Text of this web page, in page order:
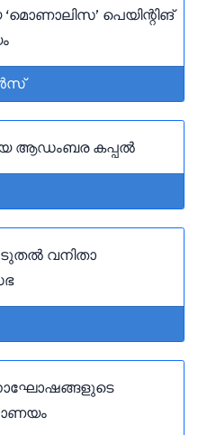
പെയിന്റിങ്
ആഡംബര കപ്പൽ
വനിതാ